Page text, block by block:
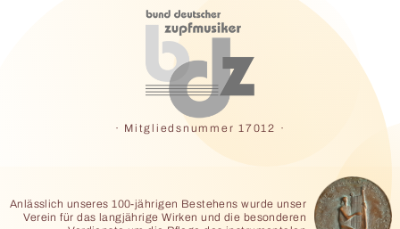
· Mitgliedsnummer 17012 ·
Anlässlich unseres 100-jährigen Bestehens wurde unser
Verein für das langjährige Wirken und die besonderen